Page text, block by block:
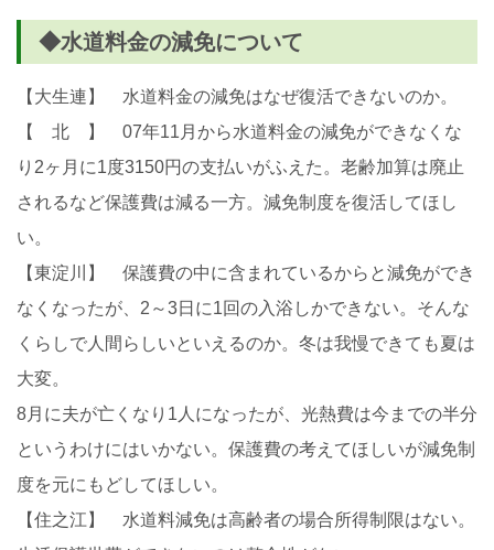
◆水道料金の減免について
【大生連】 水道料金の減免はなぜ復活できないのか。
【 北 】 07年11月から水道料金の減免ができなくな
り2ヶ月に1度3150円の支払いがふえた。老齢加算は廃止
されるなど保護費は減る一方。減免制度を復活してほし
い。
【東淀川】 保護費の中に含まれているからと減免ができ
なくなったが、2～3日に1回の入浴しかできない。そんな
くらしで人間らしいといえるのか。冬は我慢できても夏は
大変。
8月に夫が亡くなり1人になったが、光熱費は今までの半分
というわけにはいかない。保護費の考えてほしいが減免制
度を元にもどしてほしい。
【住之江】 水道料減免は高齢者の場合所得制限はない。